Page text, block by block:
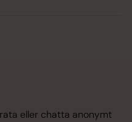
eller chatta anonymt